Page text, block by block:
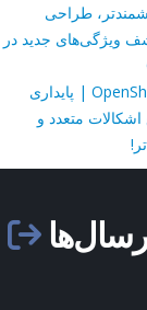
طراحی
ویژگی‌های جدید در
انتشار OpenShot 3.2.1 | پایداری
اشکالات متعدد و